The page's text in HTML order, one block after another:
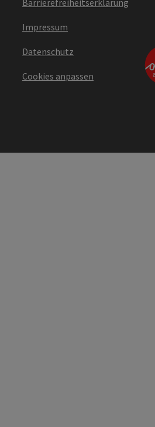
Barrierefreiheitserklärung
Impressum
Datenschutz
Cookies anpassen